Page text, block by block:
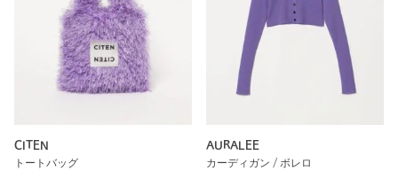
CITEN
トートバッグ
AURALEE
カーディガン / ボレロ